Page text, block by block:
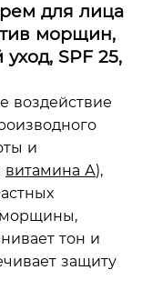
для лица
морщин,
SPF 25,
воздействие
и
витамина А),
морщины,
тон и
защиту